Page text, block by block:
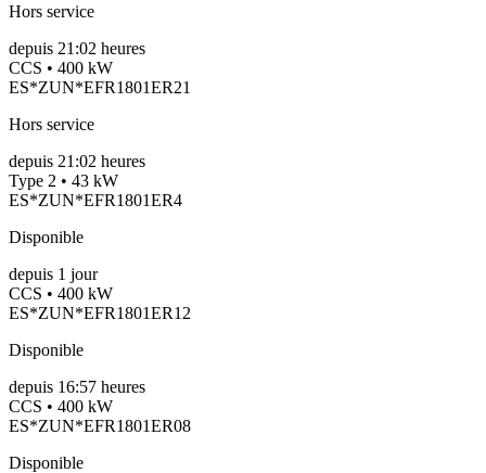
Hors service
depuis 21:02 heures
CCS • 400 kW
ES*ZUN*EFR1801ER21
Hors service
depuis 21:02 heures
Type 2 • 43 kW
ES*ZUN*EFR1801ER4
Disponible
depuis 1 jour
CCS • 400 kW
ES*ZUN*EFR1801ER12
Disponible
depuis 16:57 heures
CCS • 400 kW
ES*ZUN*EFR1801ER08
Disponible